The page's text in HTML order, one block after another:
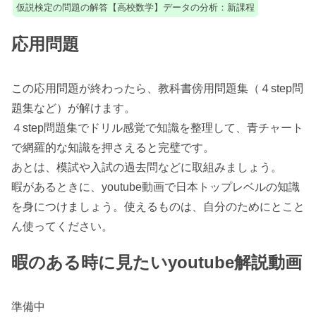
仮説検定の問題の解答【高校数学】データの分析：新課程
応用問題
この応用問題が終わったら、教科書傍用問題集（４step問
題集など）が解けます。
４step問題集でドリル感覚で知識を整理して、青チャート
で網羅的な知識を押さえると完璧です。
あとは、模試や入試の過去問などに取組みましょう。
暇があるときに、youtube動画で日本トップレベルの知識
を身につけましょう。使えるものは、自分のためにとこと
ん使ってください。
暇のある時に見たいyoutube解説動画
準備中